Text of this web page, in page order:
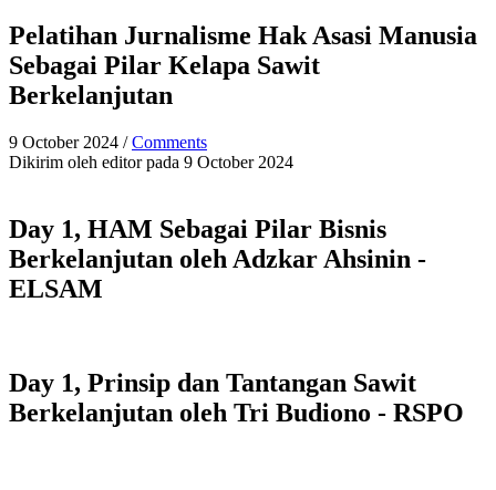
Pelatihan Jurnalisme Hak Asasi Manusia
Sebagai Pilar Kelapa Sawit
Berkelanjutan
9 October 2024 /Comments
Dikirim oleh editorpada 9 October 2024
Day 1, HAM Sebagai Pilar Bisnis
Berkelanjutan oleh Adzkar Ahsinin -
ELSAM
Day 1, Prinsip dan Tantangan Sawit
Berkelanjutan oleh Tri Budiono - RSPO